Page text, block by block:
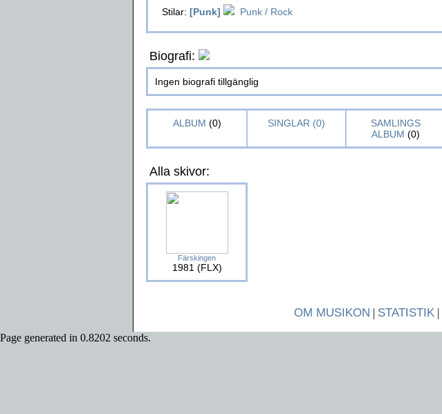
Stilar: [Punk] Punk / Rock
Biografi:
Ingen biografi tillgänglig
ALBUM (0) SINGLAR (0)
SAMLINGS
ALBUM (0)
Alla skivor:
Färskingen
1981 (FLX)
OM MUSIKON | STATISTIK|
Page generated in 0.8202 seconds.